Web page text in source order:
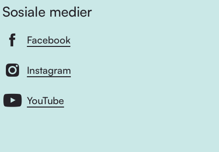
Sosiale medier
Facebook
Instagram
YouTube